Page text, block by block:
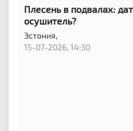
Плесень в подвалах:
осушитель?
Эстония,
15-07-2026, 14:30